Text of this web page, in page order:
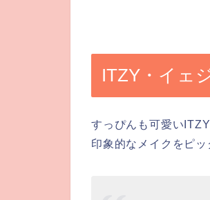
ITZY・イェ
すっぴんも可愛い
印象的なメイクをピッ